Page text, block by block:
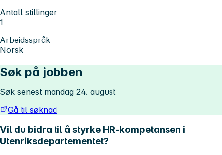
Antall stillinger
1
Arbeidsspråk
Norsk
Søk på jobben
Søk senest mandag 24. august
Gå til søknad
Vil du bidra til å styrke HR-kompetansen i
Utenriksdepartementet?